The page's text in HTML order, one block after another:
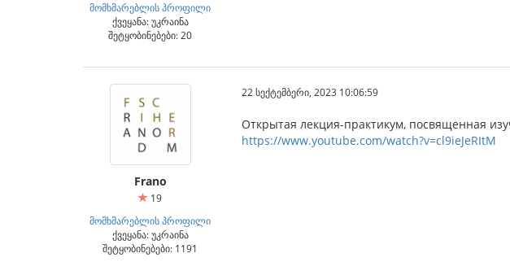
მომხმარებლის პროფილი
ქვეყანა: უკრაინა
შეტყობინებები: 20
Frano
19
მომხმარებლის პროფილი
ქვეყანა: უკრაინა
შეტყობინებები: 1191
22 სექტემბერი, 2023 10:06:59
Открытая лекция-практикум, посвященная
https://www.youtube.com/watch?v=cl9ieJeRItM